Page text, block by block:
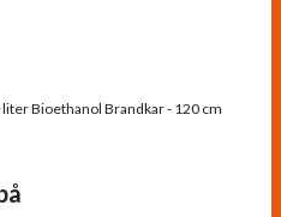
Bioethanol Brandkar - 120 cm